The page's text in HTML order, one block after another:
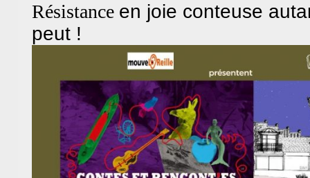
Résistance en joie conteuse
peut !